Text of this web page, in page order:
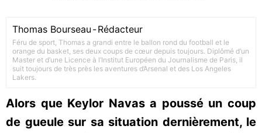
Thomas Bourseau -Rédacteur
Féru de sport, Thomas a grandi entre le ballon rond du football et le
orange du basket, ses deux coups de cœur depuis toujours. Diplômé d’un
Master et d’une Licence à l’Institut Européen du Journalisme de Paris, il
suit toujours de très près les aventures d’Arsenal et des Los Angeles
Lakers.
Alors que Keylor Navas a poussé un coup
de gueule sur sa situation dernièrement, le